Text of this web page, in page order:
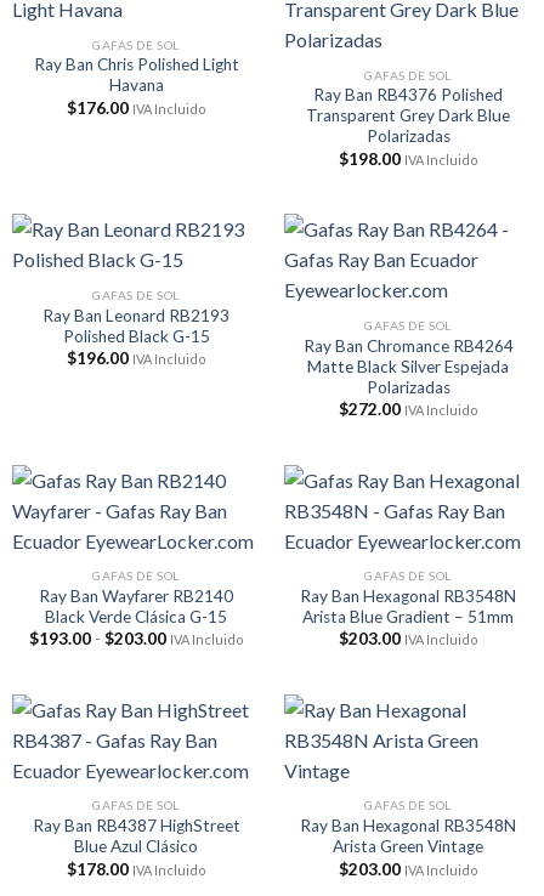
GAFAS DE SOL
Ray Ban Chris Polished Light
Havana
$176.00 IVA Incluido
GAFAS DE SOL
Ray Ban RB4376 Polished
Transparent Grey Dark Blue
Polarizadas
$198.00 IVA Incluido
GAFAS DE SOL
Ray Ban Leonard RB2193
Polished Black G-15
$196.00 IVA Incluido
GAFAS DE SOL
Ray Ban Chromance RB4264
Matte Black Silver Espejada
Polarizadas
$272.00 IVA Incluido
GAFAS DE SOL
Ray Ban Wayfarer RB2140
Black Verde Clásica G-15
$193.00 - $203.00Rango
$193.00
hasta
$203.00
IVA Incluido
GAFAS DE SOL
Ray Ban Hexagonal RB3548N
Arista Blue Gradient – 51mm
$203.00 IVA Incluido
GAFAS DE SOL
Ray Ban RB4387 HighStreet
Blue Azul Clásico
$178.00 IVA Incluido
GAFAS DE SOL
Ray Ban Hexagonal RB3548N
Arista Green Vintage
$203.00 IVA Incluido